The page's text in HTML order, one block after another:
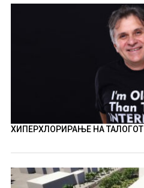
ХИПЕРХЛОРИРАЊЕ НА ТАЛОГОТ